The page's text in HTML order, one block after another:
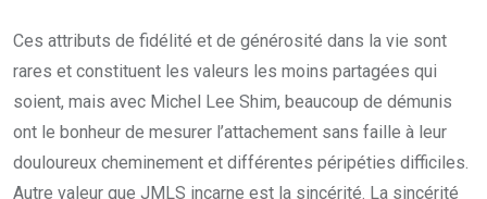
Ces attributs de fidélité et de générosité dans la vie sont
rares et constituent les valeurs les moins partagées qui
soient, mais avec Michel Lee Shim, beaucoup de démunis
ont le bonheur de mesurer l’attachement sans faille à leur
douloureux cheminement et différentes péripéties difficiles.
Autre valeur que JMLS incarne est la sincérité. La sincérité